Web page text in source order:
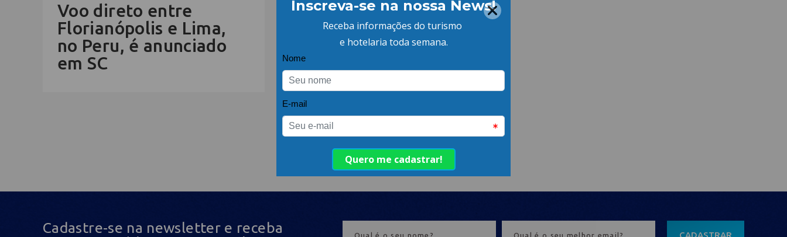
Voo direto entre
Florianópolis e Lima,
no Peru, é anunciado
em SC
Cadastre-se na newsletter e receba